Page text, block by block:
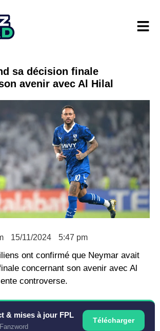
sa décision finale
avenir avec Al Hilal
15/11/2024 5:47 pm
ont confirmé que Neymar avait
concernant son avenir avec Al
controverse.
& mises à jour FPL
Télécharger